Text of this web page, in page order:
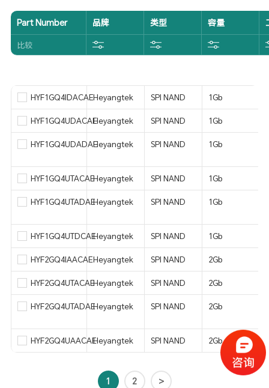
Part Number 品牌 类型 容量
比较
HYF1GQ4IDACAEHeyangtek SPI NAND 1Gb
HYF1GQ4UDACAEHeyangtek SPI NAND 1Gb
HYF1GQ4UDADAEHeyangtek SPI NAND 1Gb
HYF1GQ4UTACAEHeyangtek SPI NAND 1Gb
HYF1GQ4UTADAEHeyangtek SPI NAND 1Gb
HYF1GQ4UTDCAEHeyangtek SPI NAND 1Gb
HYF2GQ4IAACAEHeyangtek SPI NAND 2Gb
HYF2GQ4UTACAEHeyangtek SPI NAND 2Gb
HYF2GQ4UTADAEHeyangtek SPI NAND 2Gb
HYF2GQ4UAACAEHeyangtek SPI NAND 2Gb
1 2 >